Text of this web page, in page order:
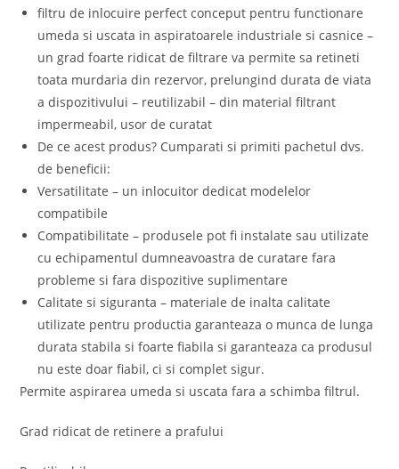
filtru de inlocuire perfect conceput pentru functionare
umeda si uscata in aspiratoarele industriale si casnice –
un grad foarte ridicat de filtrare va permite sa retineti
toata murdaria din rezervor, prelungind durata de viata
a dispozitivului – reutilizabil – din material filtrant
impermeabil, usor de curatat
De ce acest produs? Cumparati si primiti pachetul dvs.
de beneficii:
Versatilitate – un inlocuitor dedicat modelelor
compatibile
Compatibilitate – produsele pot fi instalate sau utilizate
cu echipamentul dumneavoastra de curatare fara
probleme si fara dispozitive suplimentare
Calitate si siguranta – materiale de inalta calitate
utilizate pentru productia garanteaza o munca de lunga
durata stabila si foarte fiabila si garanteaza ca produsul
nu este doar fiabil, ci si complet sigur.
Permite aspirarea umeda si uscata fara a schimba filtrul.
Grad ridicat de retinere a prafului